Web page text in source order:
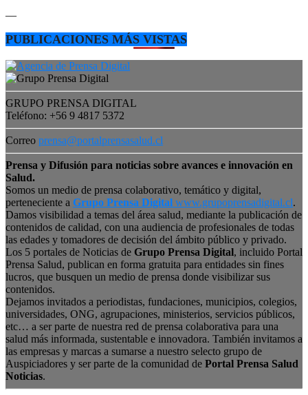
—
PUBLICACIONES MÁS VISTAS
GRUPO PRENSA DIGITAL
Teléfono: +56 9 4817 5372
Correo prensa@portalprensasalud.cl
Prensa y Difusión para noticias sobre avances e innovación en
Salud.
Somos un medio de prensa colaborativo, temático y digital,
perteneciente a Grupo Prensa Digital www.grupoprensadigital.cl.
Damos visibilidad a temas del área salud, mediante la publicación de
contenidos de calidad, con una audiencia de profesionales de todas
las edades y tomadores de decisión del ámbito público y privado.
Los 5 portales de Noticias de Grupo Prensa Digital, incluido Portal
Prensa Salud, publican en forma gratuita para entidades sin fines
lucros, que busquen un medio de prensa donde visibilizar sus
contenidos.
Dejamos invitados a periodistas, fundaciones, municipios, colegios,
universidades, ONG, agrupaciones, ministerios, servicios públicos,
etc… a ser parte de nuestra red de prensa colaborativa para una
salud más informada, sustentable e innovadora. También invitamos a
las empresas y marcas a sumarse a nuestro selecto grupo de
Auspiciadores y ser parte de la comunidad de Portal Prensa Salud
Noticias.